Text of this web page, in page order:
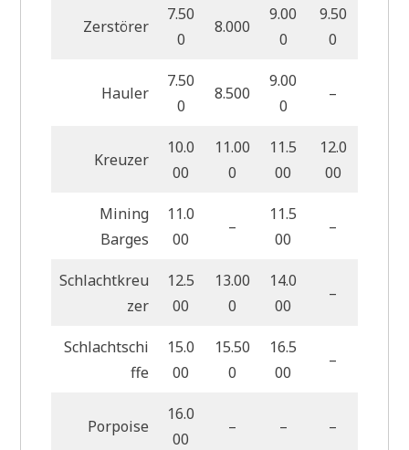
Zerstörer
7.50
0
8.000
9.00
0
9.50
0
Hauler
7.50
0
8.500
9.00
0
–
Kreuzer
10.0
00
11.00
0
11.5
00
12.0
00
Mining
Barges
11.0
00
–
11.5
00
–
Schlachtkreu
zer
12.5
00
13.00
0
14.0
00
–
Schlachtschi
ffe
15.0
00
15.50
0
16.5
00
–
Porpoise
16.0
00
– – –